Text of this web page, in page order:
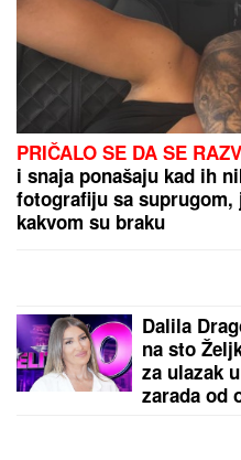
PRIČALO SE DA SE
i snaja ponašaju kad ih
fotografiju sa
kakvom su braku
Dalila
na sto
za ulazak
zarada od